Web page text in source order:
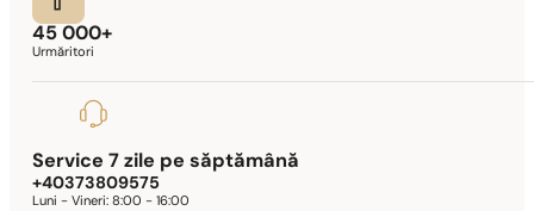
45 000+
Urmăritori
Service 7 zile pe săptămână
+40373809575
Luni - Vineri:8:00 - 16:00